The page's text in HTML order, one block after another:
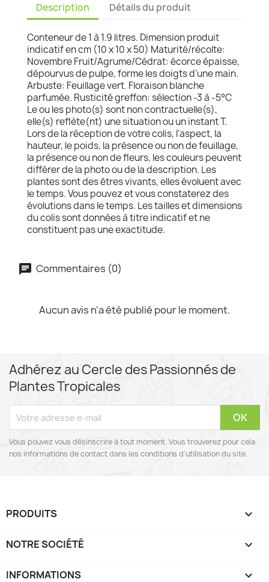
Description Détails du produit
Conteneur de 1 à 1.9 litres. Dimension produit
indicatif en cm (10 x 10 x 50) Maturité/récolte:
Novembre Fruit/Agrume/Cédrat: écorce épaisse,
dépourvus de pulpe, forme les doigts d'une main.
Arbuste: Feuillage vert. Floraison blanche
parfumée. Rusticité greffon: sélection -3 à -5°C
Le ou les photo(s) sont non contractuelle(s),
elle(s) reflète(nt) une situation ou un instant T.
Lors de la réception de votre colis, l'aspect, la
hauteur, le poids, la présence ou non de feuillage,
la présence ou non de fleurs, les couleurs peuvent
différer de la photo ou de la description. Les
plantes sont des êtres vivants, elles évoluent avec
le temps. Vous pouvez et vous constaterez des
évolutions dans le temps. Les tailles et dimensions
du colis sont données à titre indicatif et ne
constituent pas une exactitude.
Commentaires (0)
Aucun avis n'a été publié pour le moment.
Adhérez au Cercle des Passionnés de
Plantes Tropicales
Vous pouvez vous désinscrire à tout moment. Vous trouverez pour cela
nos informations de contact dans les conditions d'utilisation du site.
PRODUITS 
NOTRE SOCIÉTÉ 
INFORMATIONS keyboard_arrow_down